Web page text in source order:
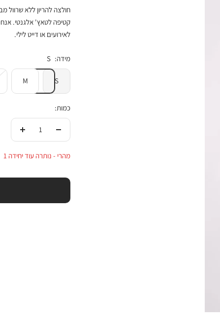
קטיפה לטאץ' אלגנטי.
לאירועים או דייט לילי.
מידה: S
S
M
כמות:
העלי
מהרי - נותרה עוד יחידה 1